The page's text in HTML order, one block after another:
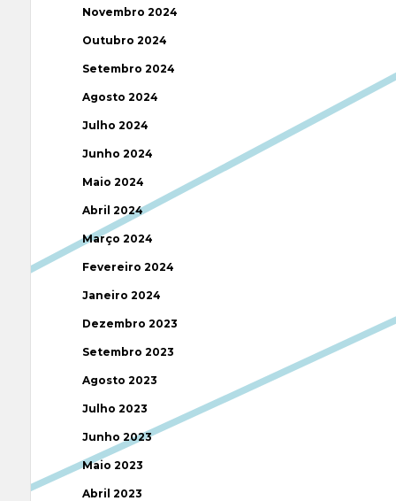
Novembro 2024
Outubro 2024
Setembro 2024
Agosto 2024
Julho 2024
Junho 2024
Maio 2024
Abril 2024
Março 2024
Fevereiro 2024
Janeiro 2024
Dezembro 2023
Setembro 2023
Agosto 2023
Julho 2023
Junho 2023
Maio 2023
Abril 2023